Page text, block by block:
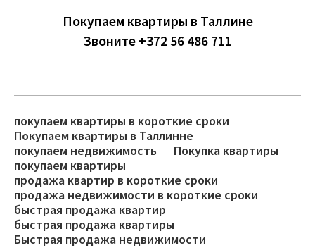
Покупаем квартиры в Таллине
Звоните +372 56 486 711
покупаем квартиры в короткие сроки
Покупаем квартиры в Таллинне
покупаем недвижимость
Покупка квартиры
покупаем квартиры
продажа квартир в короткие сроки
продажа недвижимости в короткие сроки
быстрая продажа квартир
быстрая продажа квартиры
Быстрая продажа недвижимости